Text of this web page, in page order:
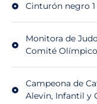
Cinturón negro
Monitora de
Comité
Campeona de
Alevin, Infantil y